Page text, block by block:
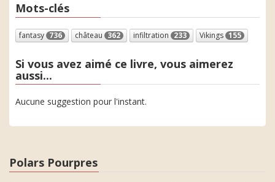
Mots-clés
fantasy 736 château 362 infiltration 233 Vikings 155
Si vous avez aimé ce livre, vous aimerez
aussi...
Aucune suggestion pour l'instant.
Polars Pourpres